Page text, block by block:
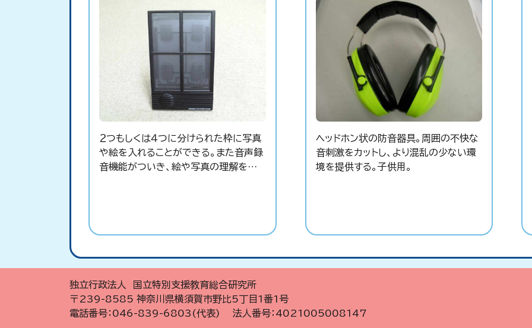
２つもしくは４つに分けられた枠に写真
や絵を入れることができる。また音声録
音機能がついき、絵や写真の理解を手
ヘッドホン状の防音器具。周囲の不快な
音刺激をカットし、より混乱の少ない環
境を提供する。子供用。
独立行政法人 国立特別支援教育総合研究所
〒239-8585 神奈川県横須賀市野比5丁目1番1号
電話番号：046-839-6803(代表) 法人番号：4021005008147